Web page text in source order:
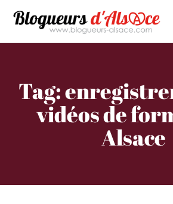
Tag:
vidéos de
Alsace